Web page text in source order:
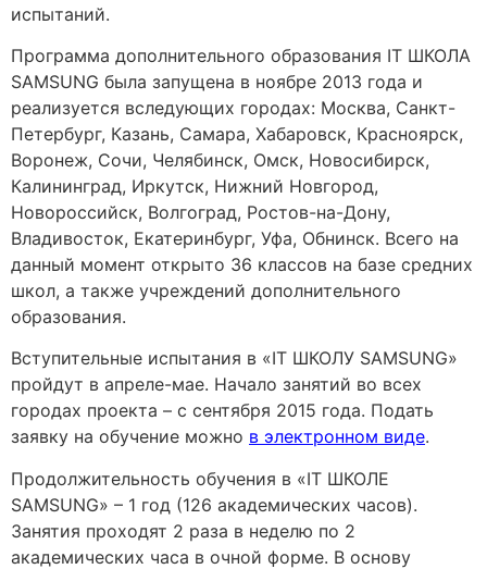
испытаний.
Программа дополнительного образования IT ШКОЛА
SAMSUNG была запущена в ноябре 2013 года и
реализуется вследующих городах: Москва, Санкт-
Петербург, Казань, Самара, Хабаровск, Красноярск,
Воронеж, Сочи, Челябинск, Омск, Новосибирск,
Калининград, Иркутск, Нижний Новгород,
Новороссийск, Волгоград, Ростов-на-Дону,
Владивосток, Екатеринбург, Уфа, Обнинск. Всего на
данный момент открыто 36 классов на базе средних
школ, а также учреждений дополнительного
образования.
Вступительные испытания в «IT ШКОЛУ SAMSUNG»
пройдут в апреле-мае. Начало занятий во всех
городах проекта – с сентября 2015 года. Подать
заявку на обучение можно в электронном виде.
Продолжительность обучения в «IT ШКОЛЕ
SAMSUNG» – 1 год (126 академических часов).
Занятия проходят 2 раза в неделю по 2
академических часа в очной форме. В основу